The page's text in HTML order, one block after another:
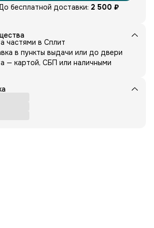
бесплатной доставки: 2 500 ₽
частями в Сплит
в пункты выдачи или до двери
— картой, СБП или наличными